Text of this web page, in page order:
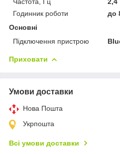
Годинник роботи
до
Основні
Підключення пристрою
Приховати
Умови доставки
Нова Пошта
Укрпошта
Всі умови доставки